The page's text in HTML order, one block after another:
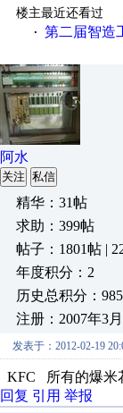
楼主最近还看过
· 第二届智造工程
阿水
关注 私信
精华：31帖
求助：399帖
帖子：1801帖 |
年度积分：2
历史总积分：
注册：2007年3月
发表于：2012-02-19
KFC 所有的爆米
回复 引用 举报